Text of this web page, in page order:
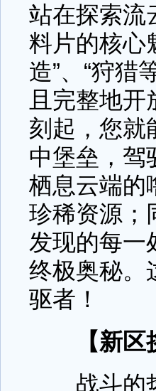
站在探索流
料片的核
造”、“狩猎
且完整地
刻起，您就
中堡垒，驾
栖息云端的
珍稀资源；
发现的每一
终极奥秘。
驱者！
【新
战斗的热